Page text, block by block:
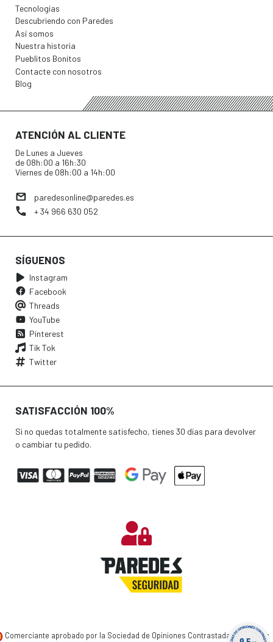
Tecnologías
Descubriendo con Paredes
Así somos
Nuestra historia
Pueblitos Bonitos
Contacte con nosotros
Blog
ATENCIÓN AL CLIENTE
De Lunes a Jueves
de 08h:00 a 16h:30
Viernes de 08h:00 a 14h:00
paredesonline@paredes.es
+ 34 966 630 052
SÍGUENOS
Instagram
Facebook
Threads
YouTube
Pinterest
Tik Tok
Twitter
SATISFACCIÓN 100%
Si no quedas totalmente satisfecho, tienes 30 días para devolver
o cambiar tu pedido.
Comerciante aprobado por la Sociedad de Opiniones Contrastadas, haga clic